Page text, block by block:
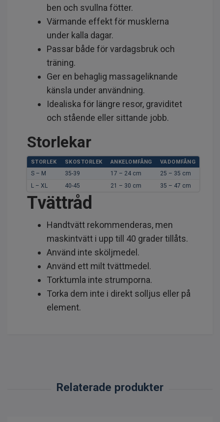
ben och svullna fötter.
Värmande effekt för musklerna
under kalla dagar.
Passar både för vardagsbruk och
träning.
Ger en behaglig massageliknande
känsla under användning.
Idealiska för längre resor, graviditet
och stående eller sittande jobb.
Storlekar
STORLEK SKOSTORLEK ANKELOMFÅNG VADOMFÅNG
S – M 35-39 17 – 24 cm
25 – 35 cm
L – XL
40-45 21 – 30 cm 35 – 47 cm
Tvättråd
Handtvätt rekommenderas, men
maskintvätt i upp till 40 grader tillåts.
Använd inte sköljmedel.
Använd ett milt tvättmedel.
Torktumla inte strumporna.
Torka dem inte i direkt solljus eller på
element.